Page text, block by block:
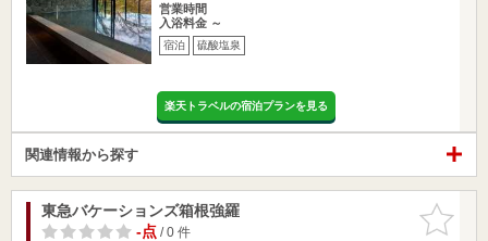
営業時間
入浴料金 ～
宿泊 硫酸塩泉
楽天トラベルの宿泊プランを見る
関連情報から探す
お気に入
りに追加
東急バケーションズ箱根強羅
-点/ 0 件